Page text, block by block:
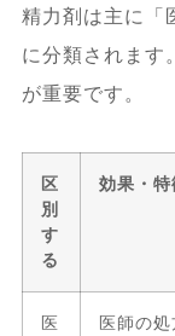
精力剤は主に「
に分類されます
が重要です。
区
別
す
る
効果・特
医
医師の